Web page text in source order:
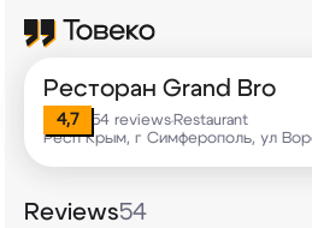
Ресторан Grand Bro
4,7 54 reviews•Restaurant
Респ Крым, г Симферополь, ул
Reviews54